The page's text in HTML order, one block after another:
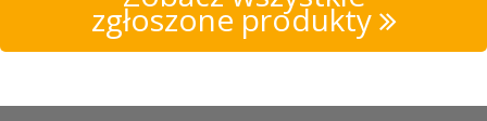
zgłoszone produkty